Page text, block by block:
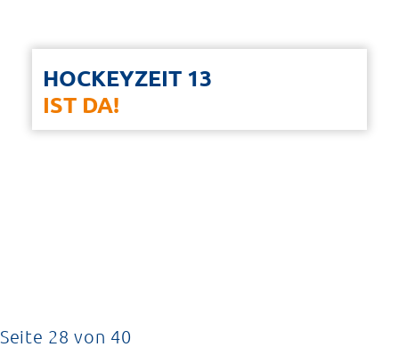
HOCKEYZEIT 13
IST DA!
Seite 28 von 40